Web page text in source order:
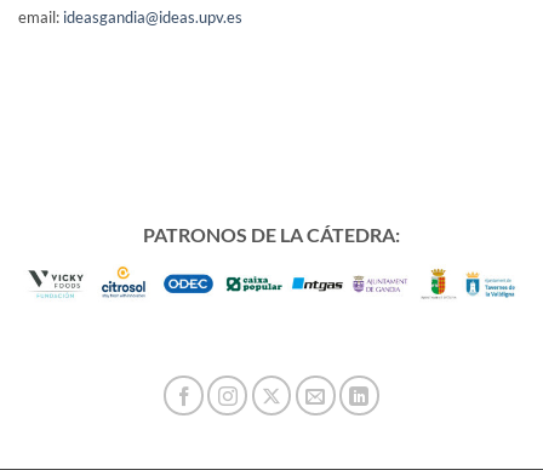
email: ideasgandia@ideas.upv.es
PATRONOS DE LA CÁTEDRA: